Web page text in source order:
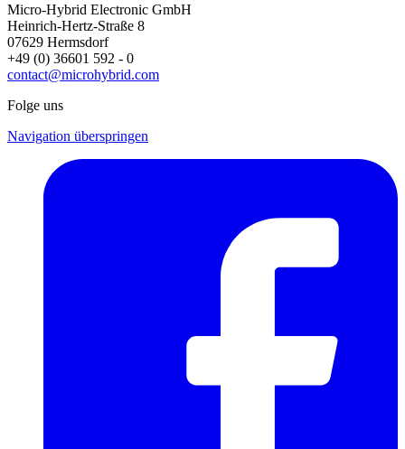
Micro-Hybrid Electronic GmbH
Heinrich-Hertz-Straße 8
07629 Hermsdorf
+49 (0) 36601 592 - 0
contact@microhybrid.com
Folge uns
Navigation überspringen